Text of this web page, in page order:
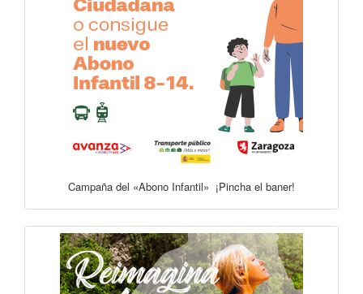
Campaña del «Abono Infantil» ¡Pincha el baner!